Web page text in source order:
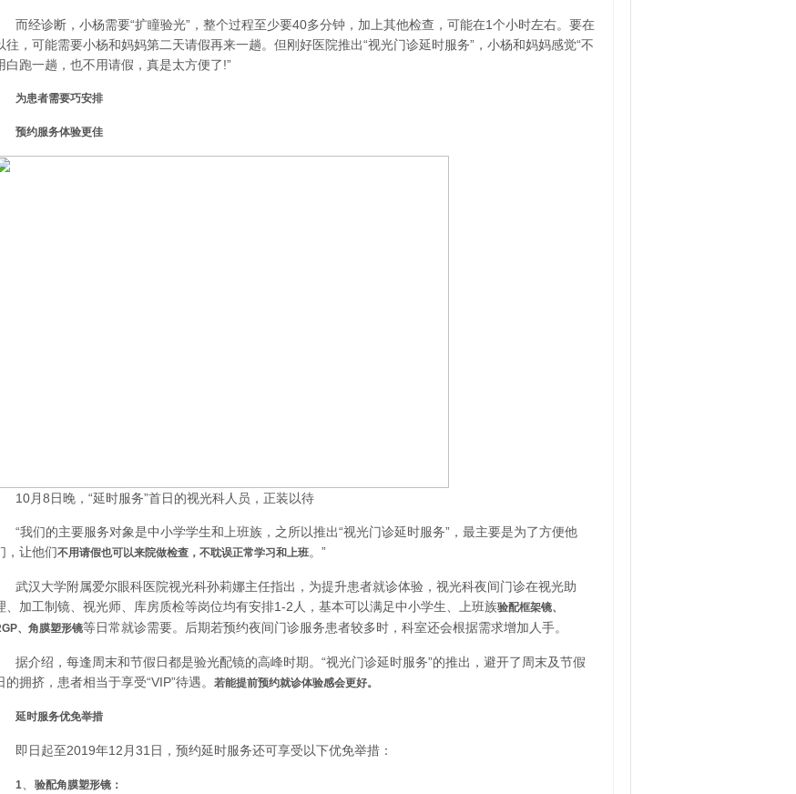
而经诊断，小杨需要“扩瞳验光”，整个过程至少要40多分钟，加上其他检查，可能在1个小时左右。要在
往，可能需要小杨和妈妈第二天请假再来一趟。但刚好医院推出“视光门诊延时服务”，小杨和妈妈感觉“不
白跑一趟，也不用请假，真是太方便了!”
为患者需要巧安排
预约服务体验更佳
10月8日晚，“延时服务”首日的视光科人员，正装以待
“我们的主要服务对象是中小学学生和上班族，之所以推出“视光门诊延时服务”，最主要是为了方便他
，让他们不用请假也可以来院做检查，不耽误正常学习和上班。”
武汉大学附属爱尔眼科医院视光科孙莉娜主任指出，为提升患者就诊体验，视光科夜间门诊在视光助
、加工制镜、视光师、库房质检等岗位均有安排1-2人，基本可以满足中小学生、上班族验配框架镜、
、角膜塑形镜等日常就诊需要。后期若预约夜间门诊服务患者较多时，科室还会根据需求增加人手。
据介绍，每逢周末和节假日都是验光配镜的高峰时期。“视光门诊延时服务”的推出，避开了周末及节假
的拥挤，患者相当于享受“VIP”待遇。 若能提前预约就诊体验感会更好。
延时服务优免举措
即日起至2019年12月31日，预约延时服务还可享受以下优免举措：
1 验配角膜塑形镜：